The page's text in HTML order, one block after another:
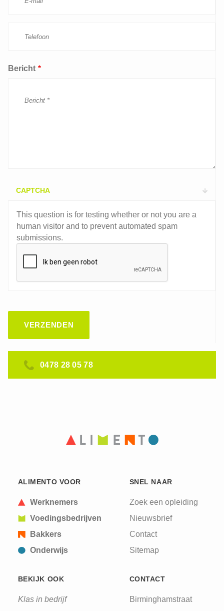
Bericht
CAPTCHA
This question is for testing whether or not you are a
human visitor and to prevent automated spam
submissions.
0478 28 05 78
ALIMENTO VOOR
Werknemers
Voedingsbedrijven
Bakkers
Onderwijs
SNEL NAAR
Zoek een opleiding
Nieuwsbrief
Contact
Sitemap
BEKIJK OOK
Klas in bedrijf
CONTACT
Birminghamstraat